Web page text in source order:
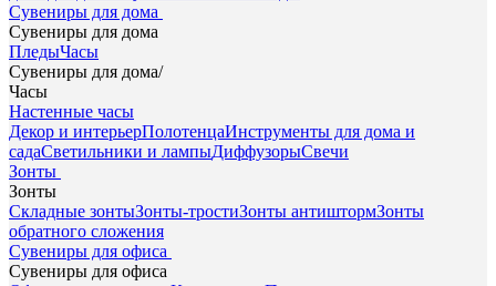
Сувениры для дома
Сувениры для дома
ПледыЧасы
Сувениры для дома/
Часы
Настенные часы
Декор и интерьерПолотенцаИнструменты для дома и
садаСветильники и лампыДиффузорыСвечи
Зонты
Зонты
Складные зонтыЗонты-тростиЗонты антиштормЗонты
обратного сложения
Сувениры для офиса
Сувениры для офиса